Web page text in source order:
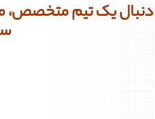
دنبال یک تیم متخصص،